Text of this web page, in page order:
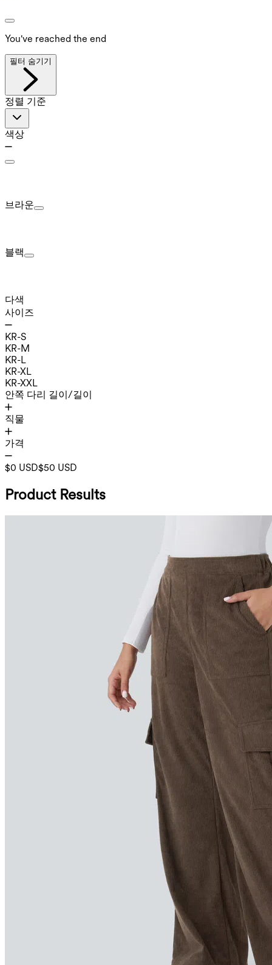
You've reached the end
필터 숨기기
정렬 기준
색상
브라운
블랙
다색
사이즈
KR-S
KR-M
KR-L
KR-XL
KR-XXL
안쪽 다리 길이/길이
직물
가격
$0 USD$50 USD
Product Results